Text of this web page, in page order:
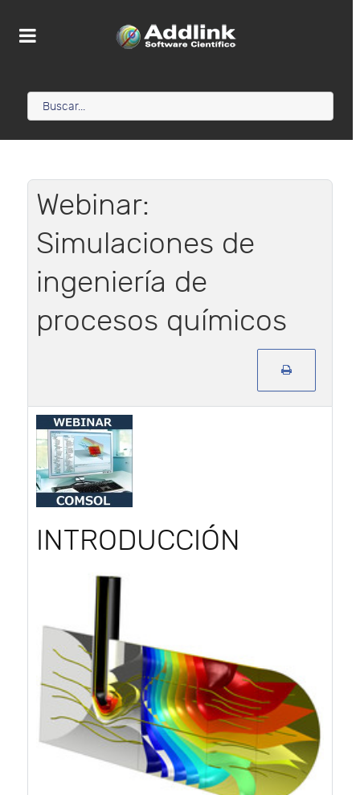
Webinar:
Simulaciones de
ingeniería de
procesos químicos
INTRODUCCIÓN